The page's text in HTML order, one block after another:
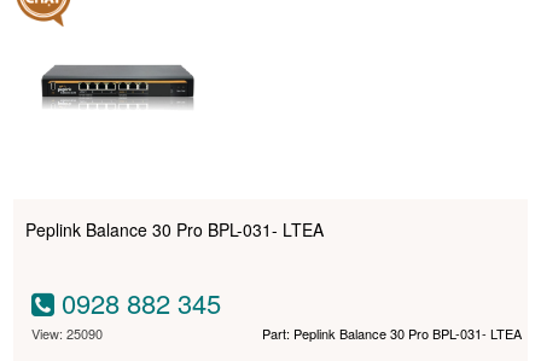
Peplink Balance 30 Pro BPL-031- LTEA
0928 882 345
View: 25090 Part: Peplink Balance 30 Pro BPL-031- LTEA